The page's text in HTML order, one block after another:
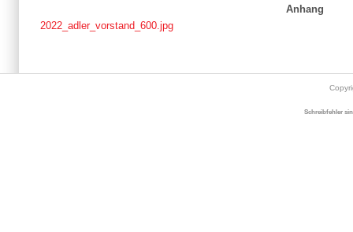
Anhang
2022_adler_vorstand_600.jpg
Schreibfehler